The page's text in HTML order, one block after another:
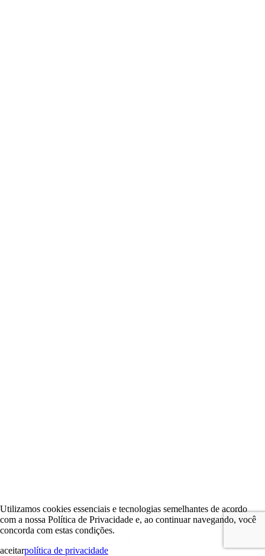
Utilizamos cookies essenciais e tecnologias semelhantes de acordo
com a nossa Política de Privacidade e, ao continuar navegando, você
concorda com estas condições.
aceitarpolítica de privacidade